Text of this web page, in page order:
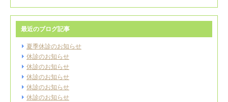
最近のブログ記事
夏季休診のお知らせ
休診のお知らせ
休診のお知らせ
休診のお知らせ
休診のお知らせ
休診のお知らせ